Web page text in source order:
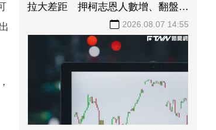
拉大差距 押柯志恩人數增、翻盤仍
2026.08.07 14:55